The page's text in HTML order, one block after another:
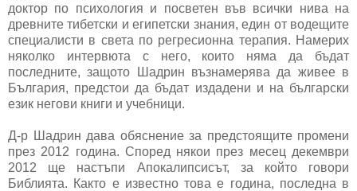
доктор по психология и посветен във всички нива на
древните тибетски и египетски знания, един от водещите
специалисти в света по регресионна терапия. Намерих
няколко интервюта с него, които няма да бъдат
последните, защото Шадрин възнамерява да живее в
България, предстои да бъдат издадени и на български
език негови книги и учебници.
Д-р Шадрин дава обяснение за предстоящите промени
през 2012 година. Според някои през месец декември
2012 ще настъпи Апокалипсисът, за който говори
Библията. Както е известно това е година, последна в